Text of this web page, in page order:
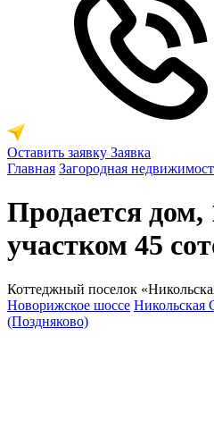
Оставить заявку Заявка
Главная Загородная
Продается дом,
участком 45
Коттеджный поселок
Новорижское шоссе
(Поздняково)